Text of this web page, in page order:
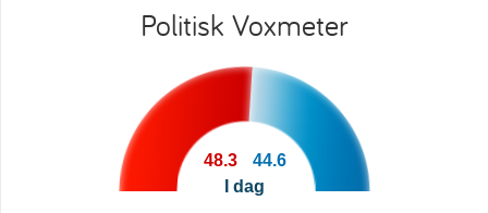
Politisk Voxmeter
48.3
44.6
I dag